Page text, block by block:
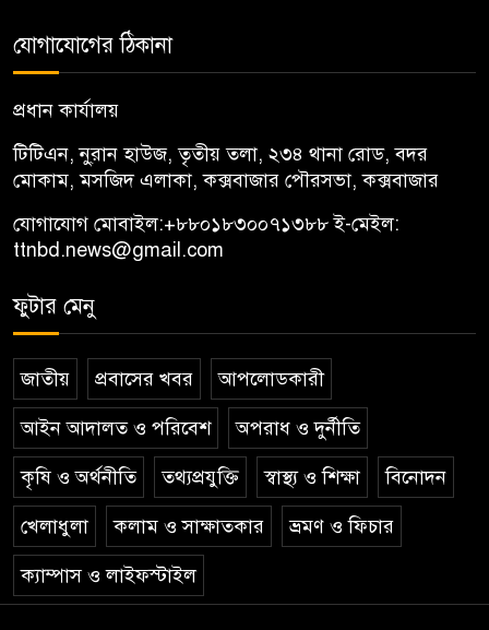
যোগাযোগের ঠিকানা
প্রধান কার্যালয়
টিটিএন, নু্রান হাউজ, তৃতীয় তলা, ২৩৪ থানা রোড, বদর
মোকাম, মসজিদ এলাকা, কক্সবাজার পৌরসভা, কক্সবাজার
যোগাযোগ মোবাইল:+৮৮০১৮৩০০৭১৩৮৮ই-মেইল:
ttnbd.news@gmail.com
ফুটার মেনু
জাতীয় প্রবাসের খবর আপলোডকারী
আইন আদালত ও পরিবেশ অপরাধ ও দুর্নীতি
কৃষি ও অর্থনীতি তথ্যপ্রযুক্তি স্বাস্থ্য ও শিক্ষা বিনোদন
খেলাধুলা কলাম ও সাক্ষাতকার ভ্রমণ ও ফিচার
ক্যাম্পাস ও লাইফস্টাইল